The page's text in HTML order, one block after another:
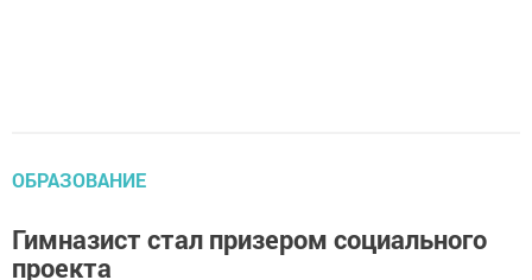
ОБРАЗОВАНИЕ
Гимназист стал призером социального
проекта